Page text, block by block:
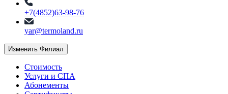
+7(4852)63-98-76
yar@termoland.ru
Изменить Филиал
Стоимость
Услуги и СПА
Абонементы